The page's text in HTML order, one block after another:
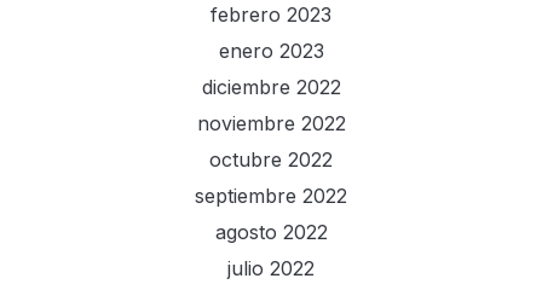
febrero 2023
enero 2023
diciembre 2022
noviembre 2022
octubre 2022
septiembre 2022
agosto 2022
julio 2022